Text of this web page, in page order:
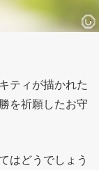
ティが描かれた
を祈願したお守
はどうでしょう